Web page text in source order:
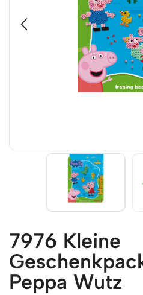
7976 Kleine
Peppa Wutz